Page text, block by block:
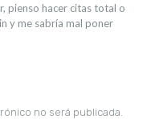
pienso hacer citas total o
y me sabría mal poner
no será publicada.